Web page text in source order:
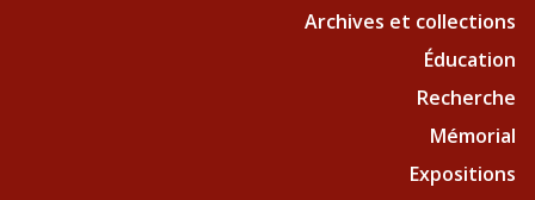
Archives et collections
Éducation
Recherche
Mémorial
Expositions